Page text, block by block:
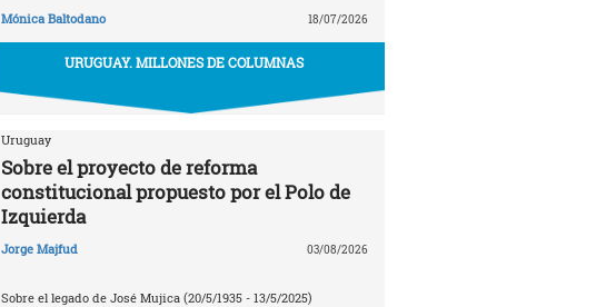
Mónica Baltodano 18/07/2026
URUGUAY. MILLONES DE COLUMNAS
Uruguay
Sobre el proyecto de reforma
constitucional propuesto por el Polo de
Izquierda
Jorge Majfud 03/08/2026
Sobre el legado de José Mujica (20/5/1935 - 13/5/2025)